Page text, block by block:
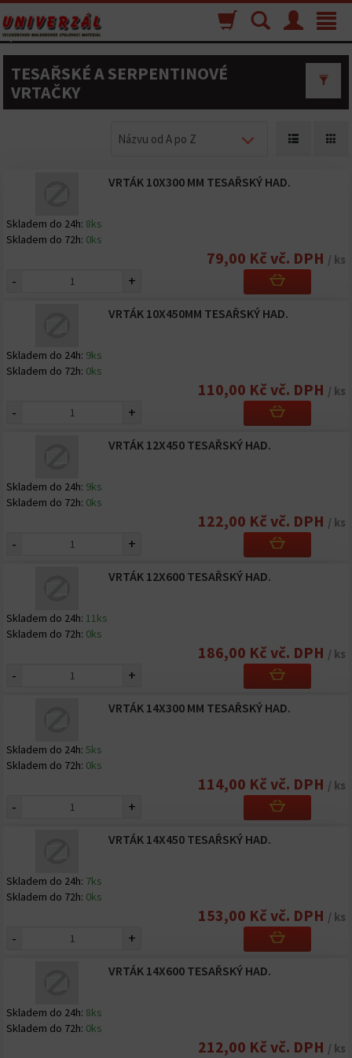
Toggle
Menu
Vyhľadávanie
Nákupný
košík
TESAŘSKÉ A SERPENTINOVÉ
VRTAČKY
Názvu od A po Z
VRTÁK 10X300 MM TESAŘSKÝ HAD.
Skladem do 24h: 8ks
Skladem do 72h: 0ks
79,00 Kč vč. DPH / ks
- +
VRTÁK 10X450MM TESAŘSKÝ HAD.
Skladem do 24h: 9ks
Skladem do 72h: 0ks
110,00 Kč vč. DPH / ks
- +
VRTÁK 12X450 TESAŘSKÝ HAD.
Skladem do 24h: 9ks
Skladem do 72h: 0ks
122,00 Kč vč. DPH / ks
- +
VRTÁK 12X600 TESAŘSKÝ HAD.
Skladem do 24h: 11ks
Skladem do 72h: 0ks
186,00 Kč vč. DPH / ks
- +
VRTÁK 14X300 MM TESAŘSKÝ HAD.
Skladem do 24h: 5ks
Skladem do 72h: 0ks
114,00 Kč vč. DPH / ks
- +
VRTÁK 14X450 TESAŘSKÝ HAD.
Skladem do 24h: 7ks
Skladem do 72h: 0ks
153,00 Kč vč. DPH / ks
- +
VRTÁK 14X600 TESAŘSKÝ HAD.
Skladem do 24h: 8ks
Skladem do 72h: 0ks
212,00 Kč vč. DPH / ks